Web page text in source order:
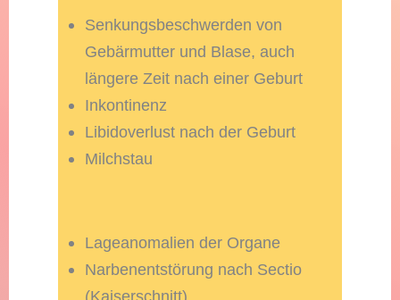
Senkungsbeschwerden von
Gebärmutter und Blase, auch
längere Zeit nach einer Geburt
Inkontinenz
Libidoverlust nach der Geburt
Milchstau
Lageanomalien der Organe
Narbenentstörung nach Sectio
(Kaiserschnitt)